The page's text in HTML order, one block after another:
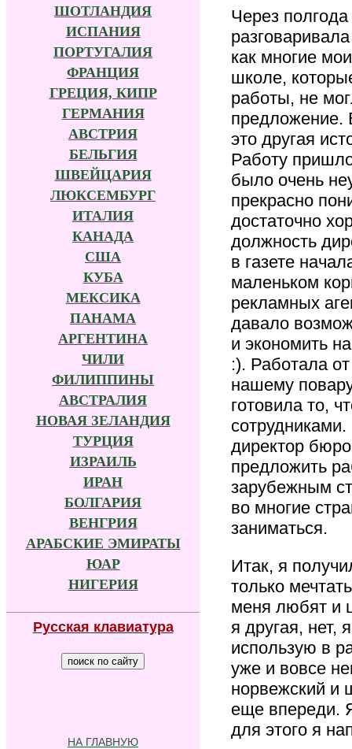
ШОТЛАНДИЯ
ИСПАНИЯ
ПОРТУГАЛИЯ
ФРАНЦИЯ
ГРЕЦИЯ, КИПР
ГЕРМАНИЯ
АВСТРИЯ
БЕЛЬГИЯ
ШВЕЙЦАРИЯ
ЛЮКСЕМБУРГ
ИТАЛИЯ
КАНАДА
США
КУБА
МЕКСИКА
ПАНАМА
АРГЕНТИНА
ЧИЛИ
ФИЛИППИНЫ
АВСТРАЛИЯ
НОВАЯ ЗЕЛАНДИЯ
ТУРЦИЯ
ИЗРАИЛЬ
ИРАН
БОЛГАРИЯ
ВЕНГРИЯ
АРАБСКИЕ ЭМИРАТЫ
ЮАР
НИГЕРИЯ
Русская клавиатура
НА ГЛАВНУЮ
Через
как многие
школе,
работы, не
предложение.
это другая
Работу
было очень
прекрасно
достаточно
должность
в газете
маленьком
рекламных
давало
и экономить
:). Работала
нашему
готовила то,
директор
предложить
зарубежным
во многие
заниматься.
Итак, я
только
меня любят и
я другая, нет,
использую в
уже и вовсе
норвежский и
еще впереди.
для этого я